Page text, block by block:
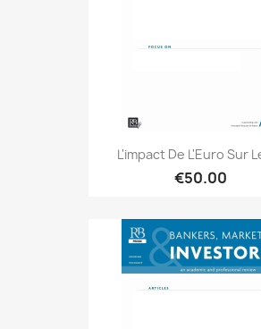
L'impact De L'Euro Sur
€50.00